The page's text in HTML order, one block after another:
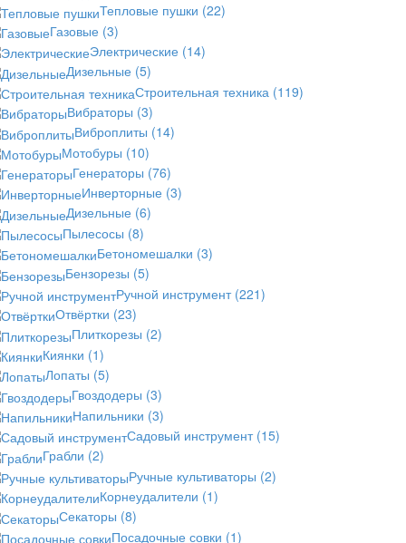
Тепловые пушки (22)
Газовые (3)
Электрические (14)
Дизельные (5)
Строительная техника (119)
Вибраторы (3)
Виброплиты (14)
Мотобуры (10)
Генераторы (76)
Инверторные (3)
Дизельные (6)
Пылесосы (8)
Бетономешалки (3)
Бензорезы (5)
Ручной инструмент (221)
Отвёртки (23)
Плиткорезы (2)
Киянки (1)
Лопаты (5)
Гвоздодеры (3)
Напильники (3)
Садовый инструмент (15)
Грабли (2)
Ручные культиваторы (2)
Корнеудалители (1)
Секаторы (8)
Посадочные совки (1)